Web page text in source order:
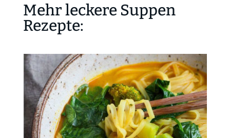
Mehr leckere Suppen
Rezepte: